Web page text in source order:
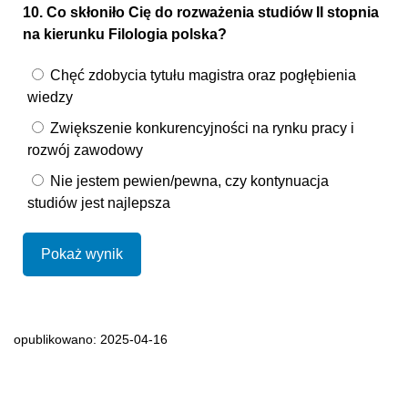
10. Co skłoniło Cię do rozważenia studiów II stopnia
na kierunku Filologia polska?
Chęć zdobycia tytułu magistra oraz pogłębienia
wiedzy
Zwiększenie konkurencyjności na rynku pracy i
rozwój zawodowy
Nie jestem pewien/pewna, czy kontynuacja
studiów jest najlepsza
Pokaż wynik
opublikowano: 2025-04-16